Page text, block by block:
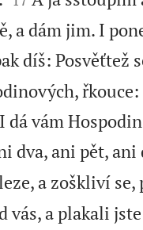
a dám jim. I
díš: Posvěťtež
dá vám
dva, ani pět, ani
a zoškliví se,
vás, a plakali